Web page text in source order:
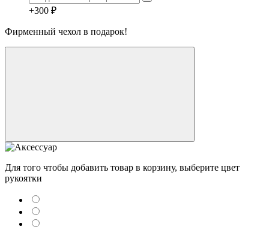
+300 ₽
Фирменный чехол в подарок!
Для того чтобы добавить товар в корзину, выберите цвет
рукоятки